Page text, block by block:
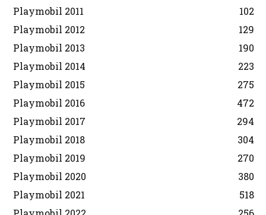
Playmobil 2011
102
Playmobil 2012
129
Playmobil 2013
190
Playmobil 2014
223
Playmobil 2015
275
Playmobil 2016
472
Playmobil 2017
294
Playmobil 2018
304
Playmobil 2019
270
Playmobil 2020
380
Playmobil 2021
518